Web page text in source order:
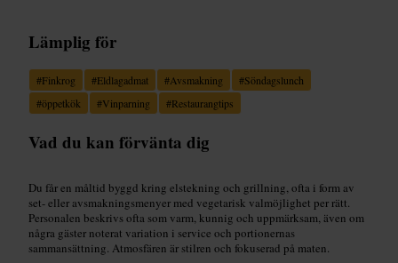
Lämplig för
#Finkrog #Eldlagadmat #Avsmakning #Söndagslunch
#öppetkök #Vinparning #Restaurangtips
Vad du kan förvänta dig
Du får en måltid byggd kring elstekning och grillning, ofta i form av
set- eller avsmakningsmenyer med vegetarisk valmöjlighet per rätt.
Personalen beskrivs ofta som varm, kunnig och uppmärksam, även om
några gäster noterat variation i service och portionernas
sammansättning. Atmosfären är stilren och fokuserad på maten.